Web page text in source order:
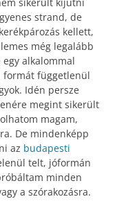
sikerült kijutni
strand, de
kellett,
még legalább
alkalommal
formát függetlenül
Idén persze
megint sikerült
magam,
De mindenképp
az budapesti
telt, jóformán
minden
a szórakozásra.